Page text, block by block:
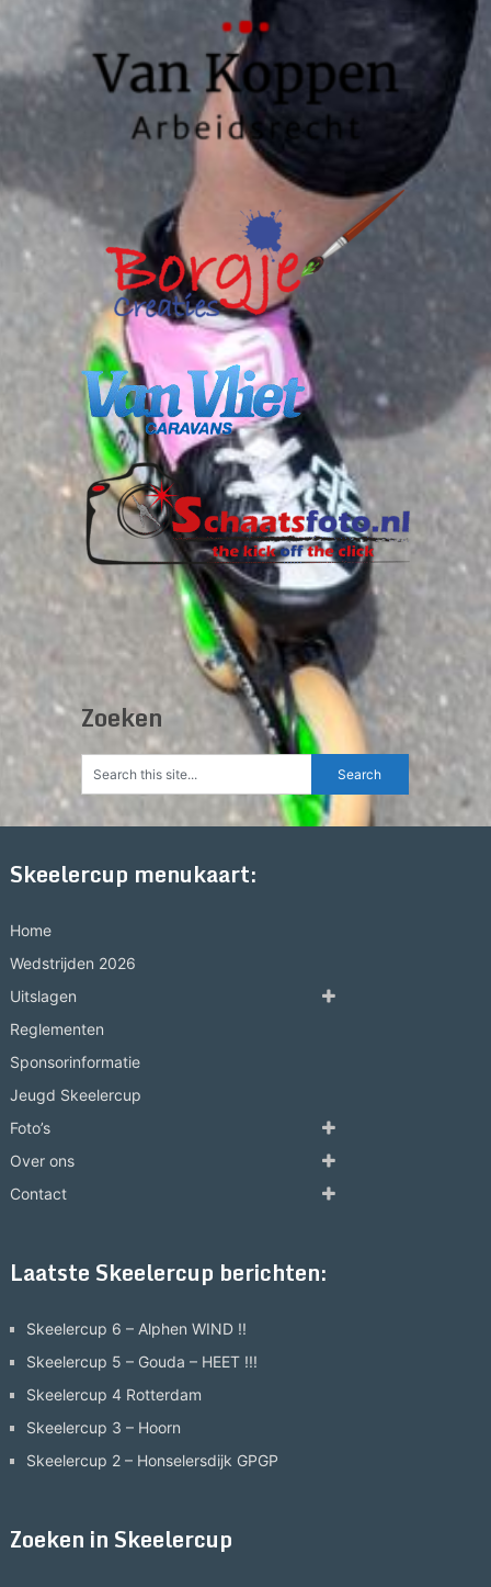
Zoeken
Skeelercup menukaart:
Home
Wedstrijden 2026
Uitslagen
Reglementen
Sponsorinformatie
Jeugd Skeelercup
Foto’s
Over ons
Contact
Laatste Skeelercup berichten:
Skeelercup 6 – Alphen WIND !!
Skeelercup 5 – Gouda – HEET !!!
Skeelercup 4 Rotterdam
Skeelercup 3 – Hoorn
Skeelercup 2 – Honselersdijk GPGP
Zoeken in Skeelercup